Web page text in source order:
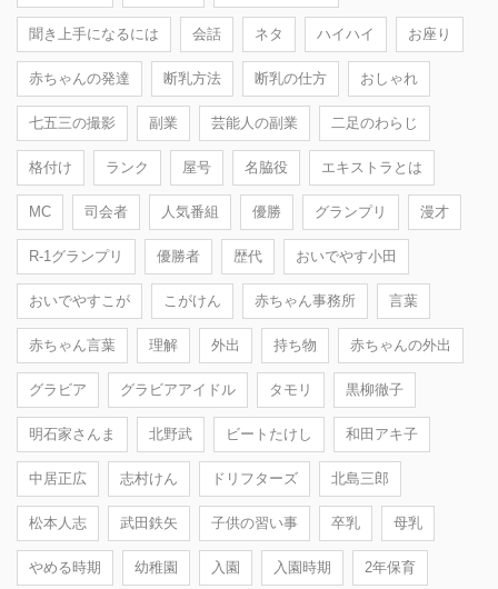
聞き上手になるには 会話 ネタ ハイハイ お座り
赤ちゃんの発達 断乳方法 断乳の仕方 おしゃれ
七五三の撮影 副業 芸能人の副業 二足のわらじ
格付け ランク 屋号 名脇役 エキストラとは
MC 司会者 人気番組 優勝 グランプリ 漫才
R-1グランプリ 優勝者 歴代 おいでやす小田
おいでやすこが こがけん 赤ちゃん事務所 言葉
赤ちゃん言葉 理解 外出 持ち物 赤ちゃんの外出
グラビア グラビアアイドル タモリ 黒柳徹子
明石家さんま 北野武 ビートたけし 和田アキ子
中居正広 志村けん ドリフターズ 北島三郎
松本人志 武田鉄矢 子供の習い事 卒乳 母乳
やめる時期 幼稚園 入園 入園時期 2年保育